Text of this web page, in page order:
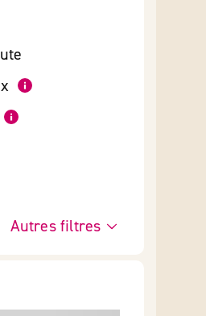
Autres filtres